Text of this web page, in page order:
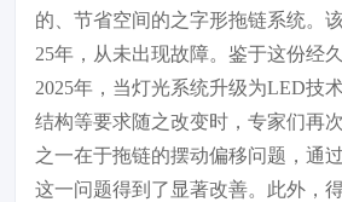
的、节省空间的之字形拖链系统。
25年，从未出现故障。鉴于这份经
2025年，当灯光系统升级为LED技
结构等要求随之改变时，专家们再
之一在于拖链的摆动偏移问题，通
这一问题得到了显著改善。此外，